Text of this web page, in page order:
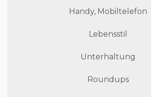
Handy, Mobiltelefon
Lebensstil
Unterhaltung
Roundups